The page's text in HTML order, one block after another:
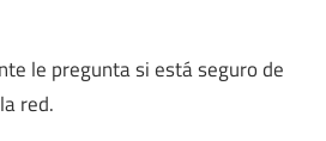
le pregunta si está seguro de
red.